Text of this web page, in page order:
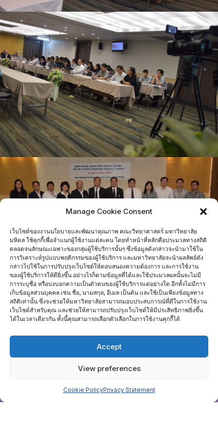
Manage Cookie Consent
เว็บไซต์ของงานนโยบายและพัฒนาคุณภาพ คณะวิทยาศาสตร์ มหาวิทยาลัย
มหิดล ใช้คุกกี้เพื่อจำแนกผู้ใช้งานแต่ละคน โดยทำหน้าที่หลักคือประมวลทางสถิติ
ตลอดจนลักษณะเฉพาะของกลุ่มผู้ใช้บริการนั้นๆ ซึ่งข้อมูลดังกล่าวจะนำมาใช้ใน
การวิเคราะห์รูปแบบพฤติกรรมของผู้ใช้บริการ และมหาวิทยาลัยจะนำผลลัพธ์ดัง
กล่าวไปใช้ในการปรับปรุงเว็บไซต์ให้ตอบสนองความต้องการ และการใช้งาน
ของผู้ใช้บริการให้ดียิ่งขึ้น อย่างไรก็ตามข้อมูลที่ได้และใช้ประมวลผลนั้นจะไม่มี
การระบุชื่อ หรือบ่งบอกความเป็นตัวตนของผู้ใช้บริการแต่อย่างใด อีกทั้งไม่มีการ
เก็บข้อมูลส่วนบุคคล เช่น ชื่อ, นามสกุล, อีเมล เป็นต้น และใช้เป็นเพียงข้อมูลทาง
สถิติเท่านั้น ซึ่งจะช่วยให้มหาวิทยาลัยสามารถมอบประสบการณ์ที่ดีในการใช้งาน
เว็บไซต์สำหรับคุณ และช่วยให้สามารถปรับปรุงเว็บไซต์ให้มีประสิทธิภาพยิ่งขึ้น
ได้ในเวลาเดียวกัน ทั้งนี้คุณสามารถเลือกตัวเลือกในการใช้งานคุกกี้ได้
Accept
View preferences
Cookie PolicyPrivacy Statement
การนำเสนอผลการเยี่ยมสำรวจเบื้องต้น
ลิงก์ที่เกี่ยวข้อง
คณะวิทยาศาสตร์ มหาวิทยาลัยมหิดล
ภาควิชาฟิสิกส์ คณะวิทยาศาสตร์ มหาวิทยาลัยมหิดล
กองพัฒนาคุณภาพ มหาวิทยาลัยมหิดล
กระบวนการ MU AUN-QA คณะวิทยาศาสตร์
การนำเสนอผลการเยี่ยมสำรวจเบื้องต้น
จำนวนผู้เยี่ยมชม : 820